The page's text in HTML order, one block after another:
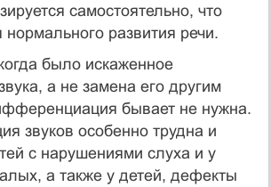
самостоятельно, что
нормального развития речи.
было искаженное
а не замена его другим
бывает не нужна.
звуков особенно трудна и
с нарушениями слуха и у
а также у детей, дефекты